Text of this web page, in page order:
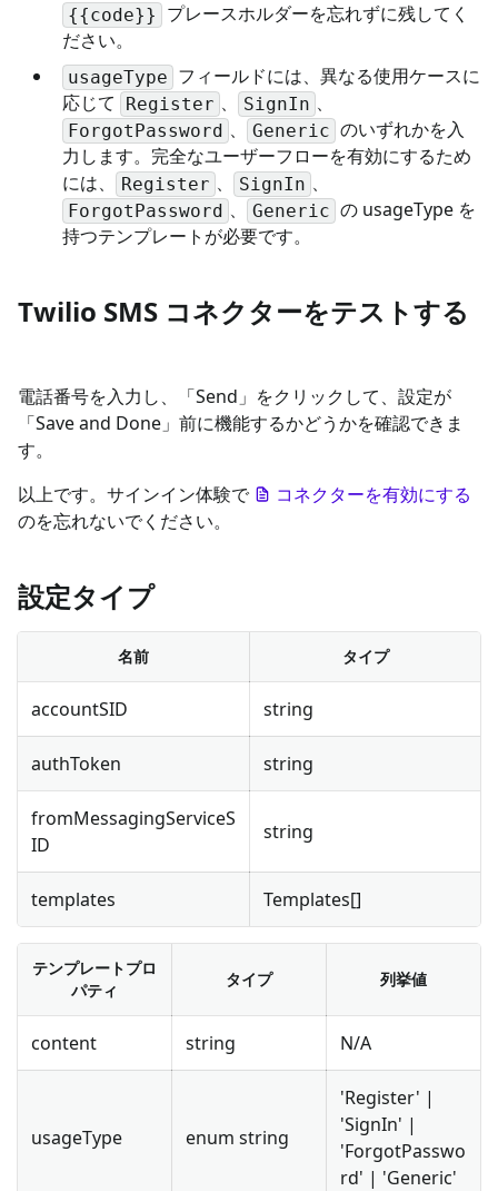
{{code}}
プレースホルダーを忘れずに残してく
ださい。
usageType フィールドには、異なる使用ケースに
応じて
Register 、 SignIn 、
ForgotPassword 、 Generic のいずれかを入
力します。完全なユーザーフローを有効にするため
には、
Register 、 SignIn 、
ForgotPassword 、 Generic の usageType を
持つテンプレートが必要です。
Twilio SMS コネクターをテストする
電話番号を入力し、「Send」をクリックして、設定が
「Save and Done」前に機能するかどうかを確認できま
す。
以上です。サインイン体験で
コネクターを有効にする
のを忘れないでください。
設定タイプ
名前 タイプ
accountSID string
authToken string
fromMessagingServiceS
ID
string
templates Templates[]
テンプレートプロ
パティ
タイプ 列挙値
content string N/A
usageType enum string
'Register' |
'SignIn' |
'ForgotPasswo
rd' | 'Generic'